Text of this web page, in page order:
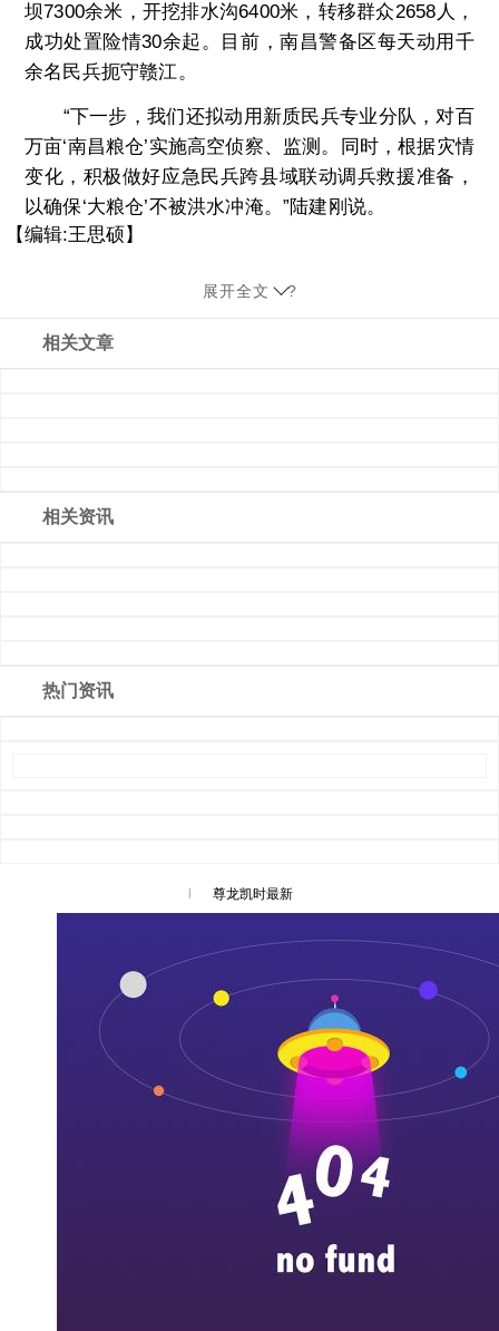
坝7300余米，开挖排水沟6400米，转移群众2658人，
成功处置险情30余起。目前，南昌警备区每天动用千
余名民兵扼守赣江。
“下一步，我们还拟动用新质民兵专业分队，对百
万亩‘南昌粮仓’实施高空侦察、监测。同时，根据灾情
变化，积极做好应急民兵跨县域联动调兵救援准备，
以确保‘大粮仓’不被洪水冲淹。”陆建刚说。
【编辑:王思硕】
展开全文 ?
相关文章
相关资讯
热门资讯
l 尊龙凯时最新